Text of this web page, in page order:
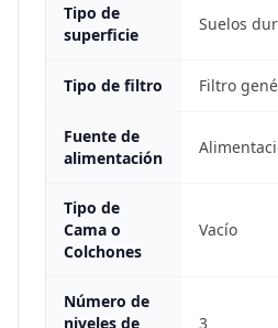
Tipo de
superficie
Suelos
Tipo de filtro Filtro
Fuente de
alimentación
Tipo de
Cama o
Colchones
Vacío
Número de
niveles de
3